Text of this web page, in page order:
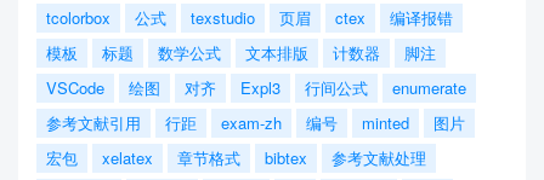
tcolorbox
公式 texstudio 页眉 ctex
编译报错
模板
标题 数学公式 文本排版 计数器
脚注
VSCode
绘图 对齐 Expl3 行间公式
enumerate
参考文献引用
行距 exam-zh 编号 minted
图片
宏包
xelatex 章节格式 bibtex
参考文献处理